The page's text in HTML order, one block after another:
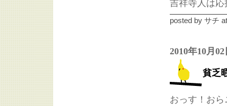
吉祥寺人は
posted by サチ
2010年10月02
貧乏
おっす！お